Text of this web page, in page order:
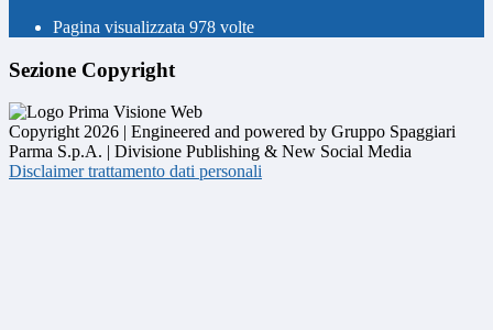
Pagina visualizzata 978 volte
Sezione Copyright
Copyright 2026 | Engineered and powered by Gruppo Spaggiari
Parma S.p.A. | Divisione Publishing & New Social Media
Disclaimer trattamento dati personali